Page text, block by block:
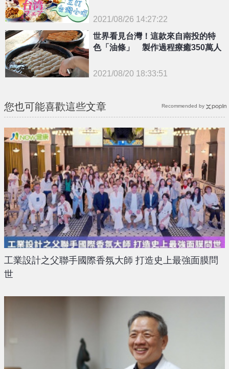
{PLAYICON}
2021/08/26 14:27:22
世界看見台灣！這款來自南投的特
色「油條」 製作過程療癒350萬人
2021/08/20 18:33:51
您也可能喜歡這些文章
工業設計之父聯手國際香氛大師 打造史上最強面膜問
世
Recommended by